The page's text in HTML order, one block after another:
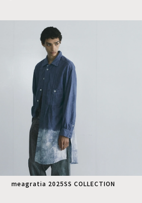
meagratia 2025SS COLLECTION